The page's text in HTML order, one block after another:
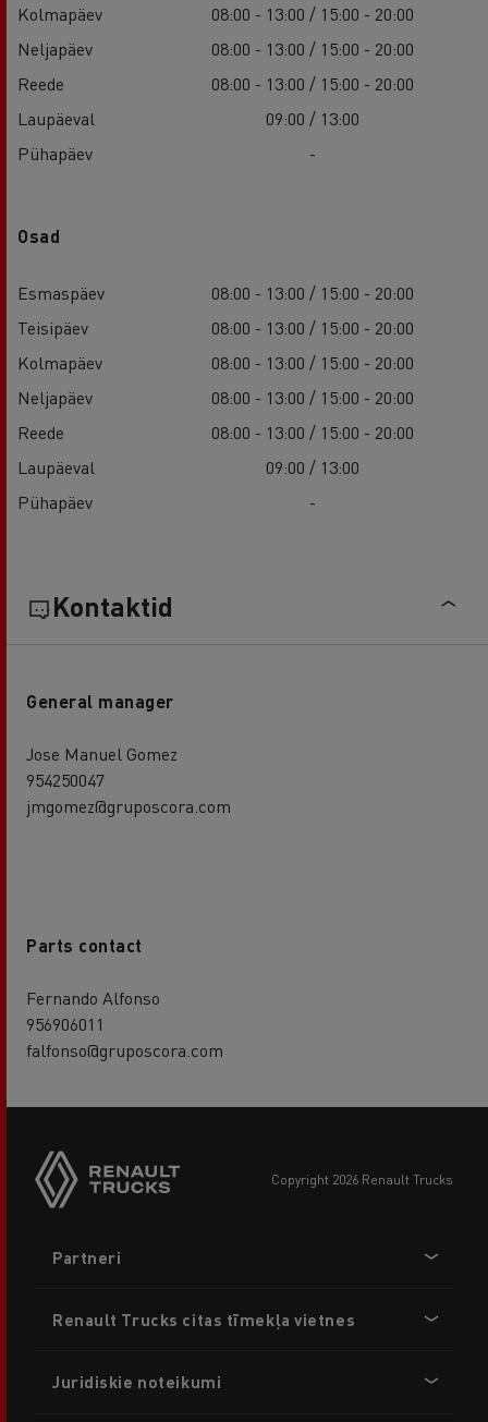
Kolmapäev
08:00 - 13:00 / 15:00 - 20:00
Neljapäev
08:00 - 13:00 / 15:00 - 20:00
Reede
08:00 - 13:00 / 15:00 - 20:00
Laupäeval
09:00 / 13:00
Pühapäev
-
Osad
Esmaspäev
08:00 - 13:00 / 15:00 - 20:00
Teisipäev
08:00 - 13:00 / 15:00 - 20:00
Kolmapäev
08:00 - 13:00 / 15:00 - 20:00
Neljapäev
08:00 - 13:00 / 15:00 - 20:00
Reede
08:00 - 13:00 / 15:00 - 20:00
Laupäeval
09:00 / 13:00
Pühapäev
-
Kontaktid
General manager
Jose Manuel Gomez
954250047
jmgomez@gruposcora.com
Parts contact
Fernando Alfonso
956906011
falfonso@gruposcora.com
copyright 2026 Renault Trucks
menu
Partneri
Renault Trucks citas tīmekļa vietnes
Juridiskie noteikumi